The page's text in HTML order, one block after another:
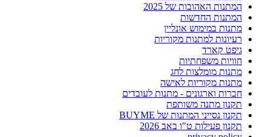
המתנות האהובות של 2025
המתנות החדשות
מתנות במימוש אונליין
רעיונות למתנות מקוריות
גיפט קארד
חוויות משפחתיות
מתנות מומלצות לחג
מתנות מקוריות לאישה
חברות וארגונים - מתנות לעובדים
תקנון מתנה משותפת
תקנון נסייני המתנות של BUYME
תקנון פעילות ט"ו באב 2026